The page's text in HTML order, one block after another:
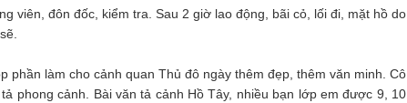
viên, đôn đốc, kiểm tra. Sau 2 giờ lao động, bãi cỏ, lối đi, mặt hồ do
phần làm cho cảnh quan Thủ đô ngày thêm đẹp, thêm văn minh. Cô
phong cảnh. Bài văn tả cảnh Hồ Tây, nhiều bạn lớp em được 9, 10